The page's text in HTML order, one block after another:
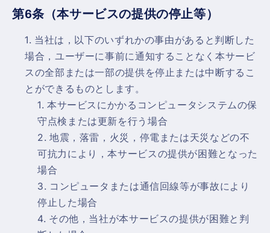
第6条（本サービスの提供の停止等）
当社は，以下のいずれかの事由があると判断した
場合，ユーザーに事前に通知することなく本サービ
スの全部または一部の提供を停止または中断するこ
とができるものとします。
本サービスにかかるコンピュータシステムの保
守点検または更新を行う場合
地震，落雷，火災，停電または天災などの不
可抗力により，本サービスの提供が困難となった
場合
コンピュータまたは通信回線等が事故により
停止した場合
その他，当社が本サービスの提供が困難と判